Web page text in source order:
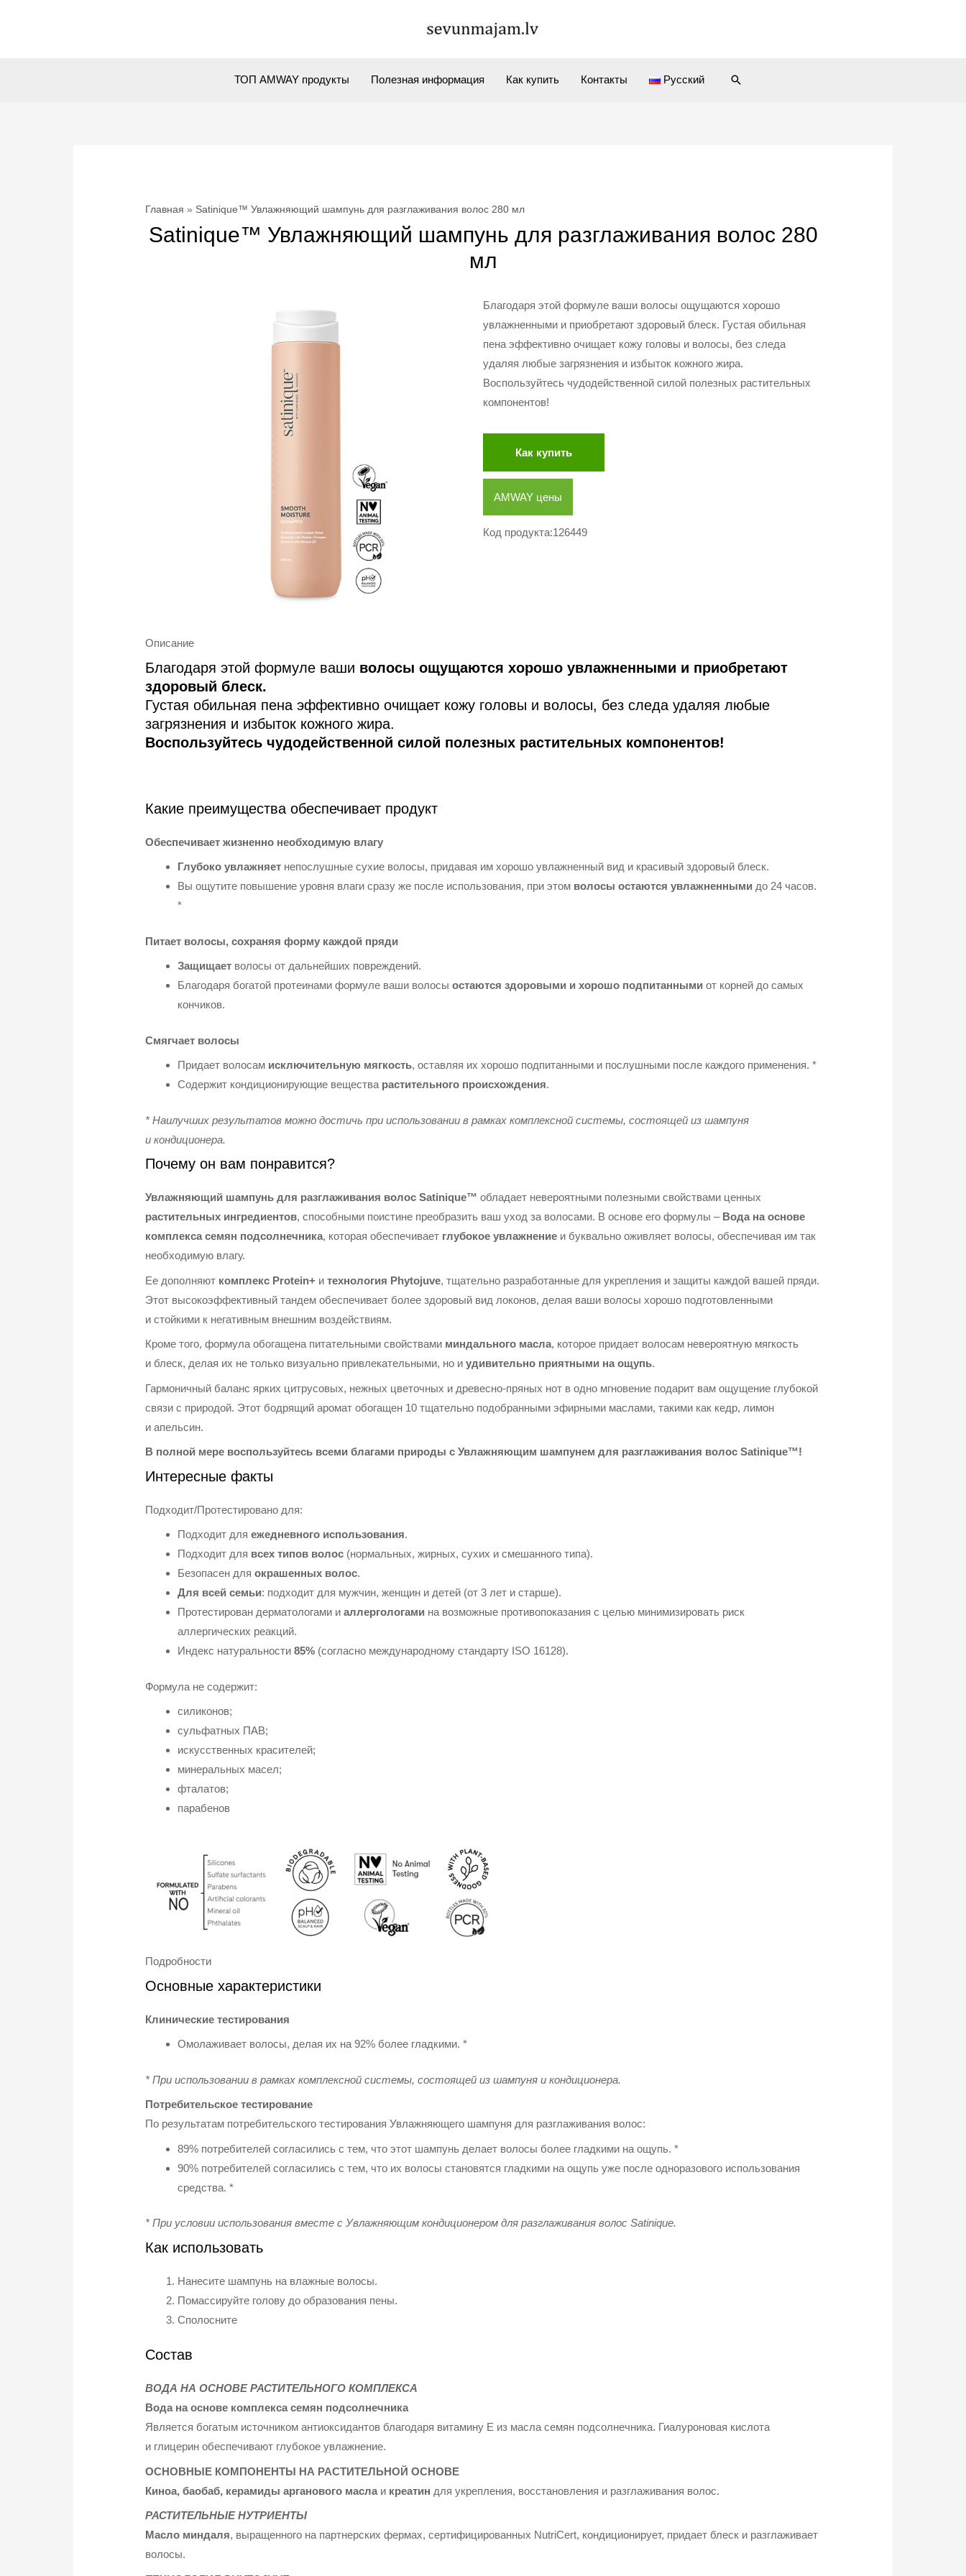
ТОП AMWAY продукты Полезная информация Как купить Контакты Русский Поиск
Главная Satinique™ Увлажняющий шампунь для разглаживания волос 280 мл
Satinique™ Увлажняющий шампунь для разглаживания волос 280
мл
Благодаря этой формуле ваши волосы ощущаются хорошо
увлажненными и приобретают здоровый блеск. Густая обильная
пена эффективно очищает кожу головы и волосы, без следа
удаляя любые загрязнения и избыток кожного жира.
Воспользуйтесь чудодейственной силой полезных растительных
компонентов!
Как купить
AMWAY цены
Код продукта:126449
Описание
Благодаря этой формуле ваши волосы ощущаются хорошо увлажненными и приобретают
здоровый блеск.
Густая обильная пена эффективно очищает кожу головы и волосы, без следа удаляя любые
загрязнения и избыток кожного жира.
Воспользуйтесь чудодейственной силой полезных растительных компонентов!
Какие преимущества обеспечивает продукт
Обеспечивает жизненно необходимую влагу
Глубоко увлажняет непослушные сухие волосы, придавая им хорошо увлажненный вид и красивый здоровый блеск.
Вы ощутите повышение уровня влаги сразу же после использования, при этом волосы остаются увлажненными до 24 часов.
*
Питает волосы, сохраняя форму каждой пряди
Защищает волосы от дальнейших повреждений.
Благодаря богатой протеинами формуле ваши волосыостаются здоровыми и хорошо подпитанными от корней до самых
кончиков.
Смягчает волосы
Придает волосам исключительную мягкость, оставляя их хорошо подпитанными и послушными после каждого применения. *
Содержит кондиционирующие вещества растительного происхождения.
* Наилучших результатов можно достичь при использовании в рамках комплексной системы, состоящей из шампуня
и кондиционера.
Почему он вам понравится?
Увлажняющий шампунь для разглаживания волос Satinique™ обладает невероятными полезными свойствами ценных
растительных ингредиентов, способными поистине преобразить ваш уход за волосами. В основе его формулы – Вода на основе
комплекса семян подсолнечника, которая обеспечивает глубокое увлажнение и буквально оживляет волосы, обеспечивая им так
необходимую влагу.
Ее дополняют комплекс Protein+ итехнология Phytojuve, тщательно разработанные для укрепления и защиты каждой вашей пряди.
Этот высокоэффективный тандем обеспечивает более здоровый вид локонов, делая ваши волосы хорошо подготовленными
и стойкими к негативным внешним воздействиям.
Кроме того, формула обогащена питательными свойствами миндального масла, которое придает волосам невероятную мягкость
и блеск, делая их не только визуально привлекательными, но иудивительно приятными на ощупь.
Гармоничный баланс ярких цитрусовых, нежных цветочных и древесно-пряных нот в одно мгновение подарит вам ощущение глубокой
связи с природой. Этот бодрящий аромат обогащен 10 тщательно подобранными эфирными маслами, такими как кедр, лимон
и апельсин.
В полной мере воспользуйтесь всеми благами природы с Увлажняющим шампунем для разглаживания волос Satinique™!
Интересные факты
Подходит/Протестировано для:
Подходит дляежедневного использования.
Подходит для всех типов волос (нормальных, жирных, сухих и смешанного типа).
Безопасен дляокрашенных волос.
Для всей семьи: подходит для мужчин, женщин и детей (от 3 лет и старше).
Протестирован дерматологами иаллергологами на возможные противопоказания с целью минимизировать риск
аллергических реакций.
Индекс натуральности85% (согласно международному стандарту ISO 16128).
Формула не содержит:
силиконов;
сульфатных ПАВ;
искусственных красителей;
минеральных масел;
фталатов;
парабенов
Подробности
Основные характеристики
Клинические тестирования
Омолаживает волосы, делая их на 92% более гладкими. *
* При использовании в рамках комплексной системы, состоящей из шампуня и кондиционера.
Потребительское тестирование
По результатам потребительского тестирования Увлажняющего шампуня для разглаживания волос:
89% потребителей согласились с тем, что этот шампунь делает волосы более гладкими на ощупь. *
90% потребителей согласились с тем, что их волосы становятся гладкими на ощупь уже после одноразового использования
средства. *
* При условии использования вместе с Увлажняющим кондиционером для разглаживания волос Satinique.
Как использовать
Нанесите шампунь на влажные волосы.
Помассируйте голову до образования пены.
Сполосните
Состав
ВОДА НА ОСНОВЕ РАСТИТЕЛЬНОГО КОМПЛЕКСА
Вода на основе комплекса семян подсолнечника
Является богатым источником антиоксидантов благодаря витамину Е из масла семян подсолнечника. Гиалуроновая кислота
и глицерин обеспечивают глубокое увлажнение.
ОСНОВНЫЕ КОМПОНЕНТЫ НА РАСТИТЕЛЬНОЙ ОСНОВЕ
Киноа, баобаб, керамиды арганового масла и креатин для укрепления, восстановления и разглаживания волос.
РАСТИТЕЛЬНЫЕ НУТРИЕНТЫ
Масло миндаля, выращенного на партнерских фермах, сертифицированных NutriCert, кондиционирует, придает блеск и разглаживает
волосы.